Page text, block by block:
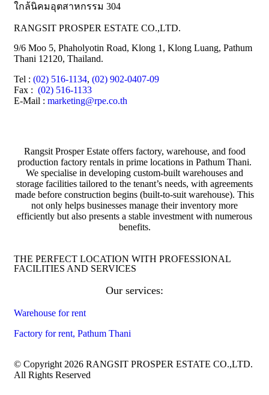
ใกล้นิคมอุตสาหกรรม 304
RANGSIT PROSPER ESTATE CO.,LTD.
9/6 Moo 5, Phaholyotin Road, Klong 1, Klong Luang, Pathum
Thani 12120, Thailand.
Tel : (02) 516-1134, (02) 902-0407-09
Fax : (02) 516-1133
E-Mail : marketing@rpe.co.th
Rangsit Prosper Estate offers factory, warehouse, and food
production factory rentals in prime locations in Pathum Thani.
We specialise in developing custom-built warehouses and
storage facilities tailored to the tenant’s needs, with agreements
made before construction begins (built-to-suit warehouse). This
not only helps businesses manage their inventory more
efficiently but also presents a stable investment with numerous
benefits.
THE PERFECT LOCATION WITH PROFESSIONAL
FACILITIES AND SERVICES
Our services:
Warehouse for rent
Factory for rent, Pathum Thani
© Copyright 2026 RANGSIT PROSPER ESTATE CO.,LTD.
All Rights Reserved